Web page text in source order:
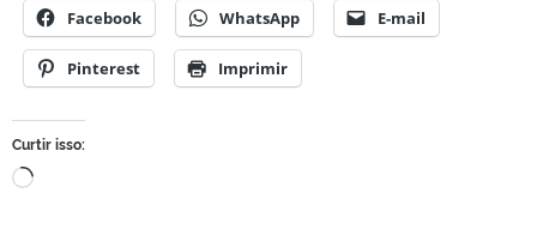
Facebook WhatsApp E-mail
Pinterest Imprimir
Curtir isso:
Carregando...